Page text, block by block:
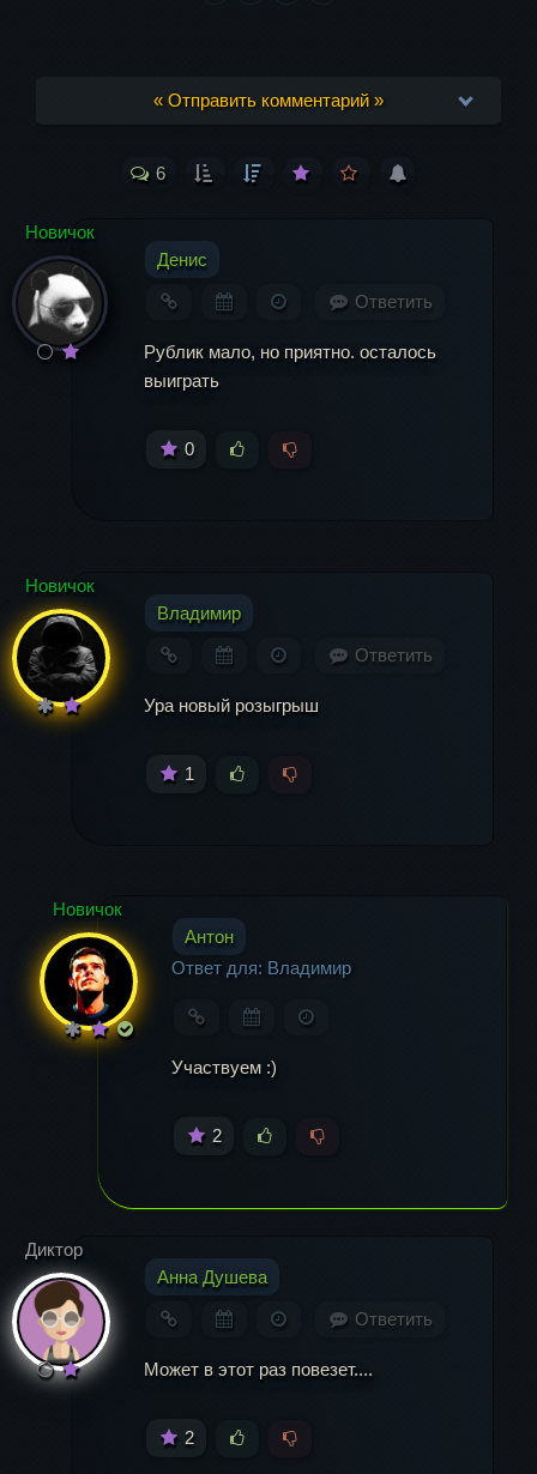
« Отправить комментарий »
Комментарий
Email
6
Новичок
Денис
Ответить
Рублик мало, но приятно. осталось
выиграть
0
Новичок
Владимир
Ответить
Ура новый розыгрыш
1
Новичок
Антон
Ответ для: Владимир
Участвуем :)
2
Диктор
Анна Душева
Ответить
Может в этот раз повезет....
2